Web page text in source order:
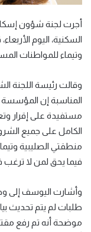
أجرت لجنة شؤون إسكان
وتيماء للمواطنات
وقالت رئيسة اللجنة
المناسبة إن
مستفيدة على إقرار
الكامل على جميع
منطقتي الصليبية
فيما يحق لمن لا ترغب
طلبات لم يتم تحديث
موضحة أنه تم رفع